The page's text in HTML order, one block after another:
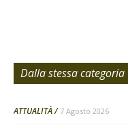
Dalla stessa categoria
ATTUALITÀ 7 Agosto 2026